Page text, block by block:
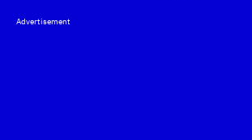
Advertisement